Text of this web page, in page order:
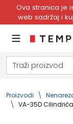
Ova stranica je
web sadržaj i
Proizvodi
VA-35D